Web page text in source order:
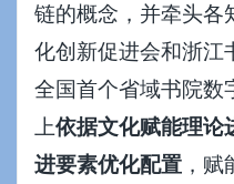
链的概念，并牵头各
化创新促进会和浙江
全国首个省域书院数
上依据文化赋能理论
进要素优化配置 ，